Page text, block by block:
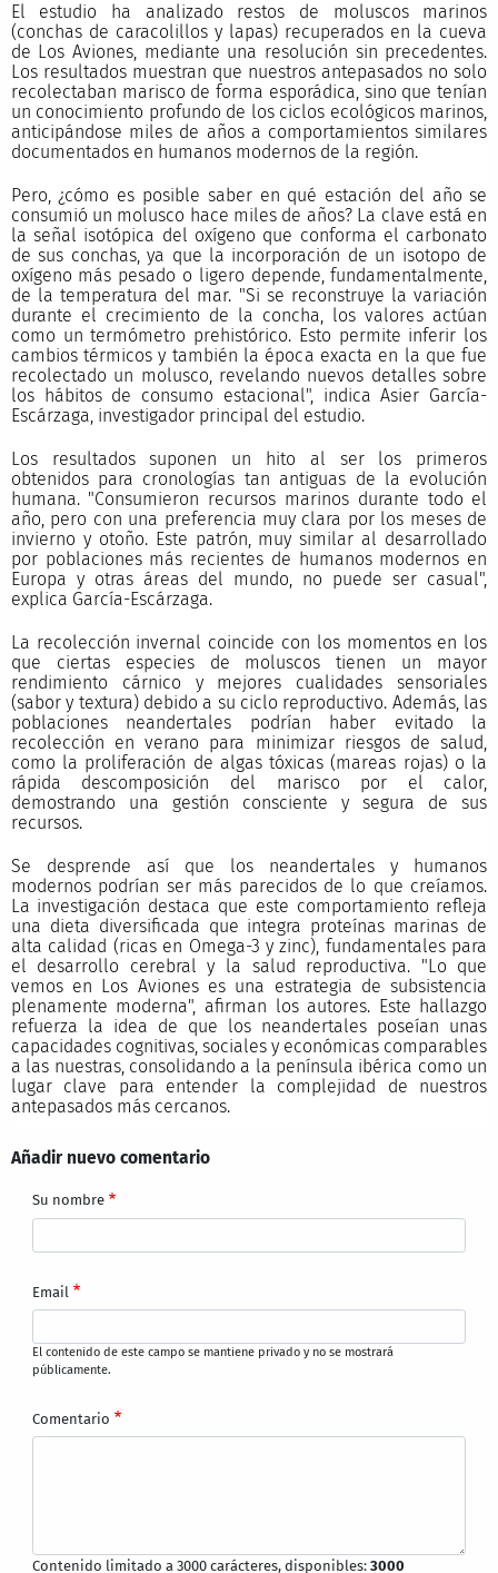
El estudio ha analizado restos de moluscos marinos
(conchas de caracolillos y lapas) recuperados en la cueva
de Los Aviones, mediante una resolución sin precedentes.
Los resultados muestran que nuestros antepasados no solo
recolectaban marisco de forma esporádica, sino que tenían
un conocimiento profundo de los ciclos ecológicos marinos,
anticipándose miles de años a comportamientos similares
documentados en humanos modernos de la región.
Pero, ¿cómo es posible saber en qué estación del año se
consumió un molusco hace miles de años? La clave está en
la señal isotópica del oxígeno que conforma el carbonato
de sus conchas, ya que la incorporación de un isotopo de
oxígeno más pesado o ligero depende, fundamentalmente,
de la temperatura del mar. "Si se reconstruye la variación
durante el crecimiento de la concha, los valores actúan
como un termómetro prehistórico. Esto permite inferir los
cambios térmicos y también la época exacta en la que fue
recolectado un molusco, revelando nuevos detalles sobre
los hábitos de consumo estacional", indica Asier García-
Escárzaga, investigador principal del estudio.
Los resultados suponen un hito al ser los primeros
obtenidos para cronologías tan antiguas de la evolución
humana. "Consumieron recursos marinos durante todo el
año, pero con una preferencia muy clara por los meses de
invierno y otoño. Este patrón, muy similar al desarrollado
por poblaciones más recientes de humanos modernos en
Europa y otras áreas del mundo, no puede ser casual",
explica García-Escárzaga.
La recolección invernal coincide con los momentos en los
que ciertas especies de moluscos tienen un mayor
rendimiento cárnico y mejores cualidades sensoriales
(sabor y textura) debido a su ciclo reproductivo. Además, las
poblaciones neandertales podrían haber evitado la
recolección en verano para minimizar riesgos de salud,
como la proliferación de algas tóxicas (mareas rojas) o la
rápida descomposición del marisco por el calor,
demostrando una gestión consciente y segura de sus
recursos.
Se desprende así que los neandertales y humanos
modernos podrían ser más parecidos de lo que creíamos.
La investigación destaca que este comportamiento refleja
una dieta diversificada que integra proteínas marinas de
alta calidad (ricas en Omega-3 y zinc), fundamentales para
el desarrollo cerebral y la salud reproductiva. "Lo que
vemos en Los Aviones es una estrategia de subsistencia
plenamente moderna", afirman los autores. Este hallazgo
refuerza la idea de que los neandertales poseían unas
capacidades cognitivas, sociales y económicas comparables
a las nuestras, consolidando a la península ibérica como un
lugar clave para entender la complejidad de nuestros
antepasados más cercanos.
Añadir nuevo comentario
Su nombre
Email
El contenido de este campo se mantiene privado y no se mostrará
públicamente.
Comentario
Contenido limitado a 3000 carácteres, disponibles:3000